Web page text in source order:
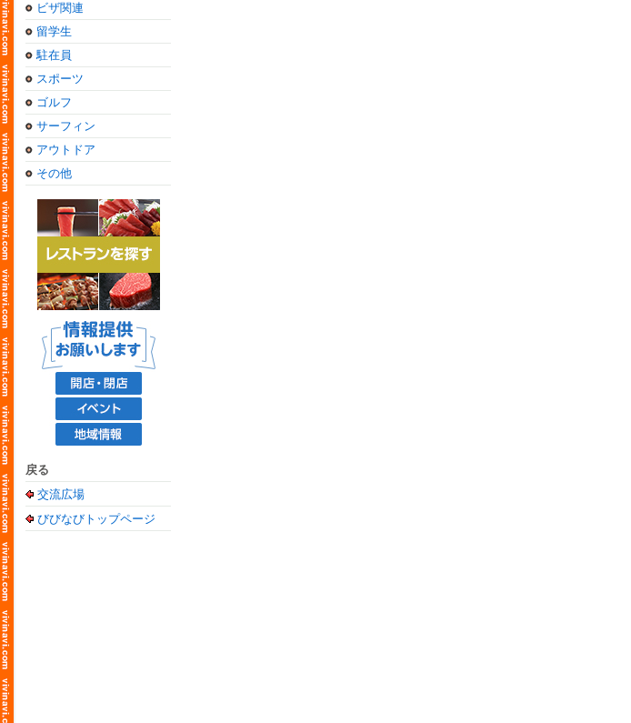
ビザ関連
留学生
駐在員
スポーツ
ゴルフ
サーフィン
アウトドア
その他
戻る
交流広場
びびなびトップページ